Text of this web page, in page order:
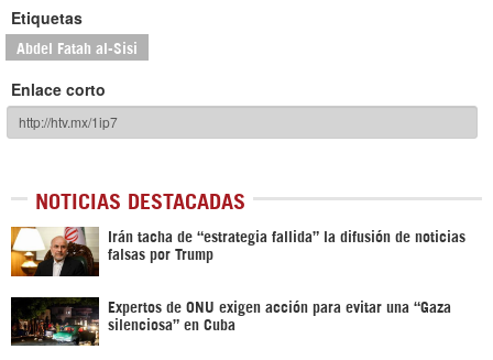
Etiquetas
Abdel Fatah al-Sisi
Enlace corto
NOTICIAS DESTACADAS
Irán tacha de “estrategia fallida” la difusión de noticias
falsas por Trump
Expertos de ONU exigen acción para evitar una “Gaza
silenciosa” en Cuba